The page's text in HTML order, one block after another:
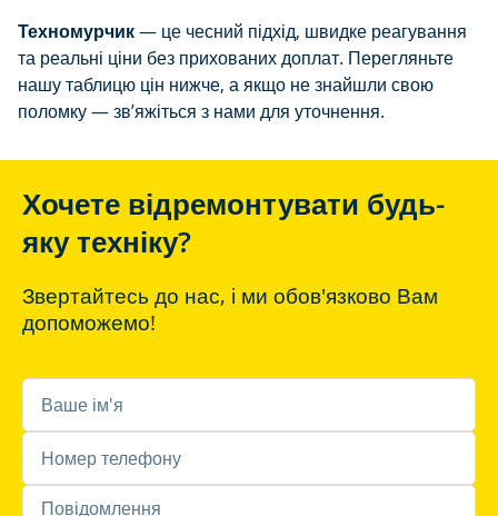
Техномурчик— це чесний підхід, швидке реагування
та реальні ціни без прихованих доплат. Перегляньте
нашу таблицю цін нижче, а якщо не знайшли свою
поломку — зв’яжіться з нами для уточнення.
Хочете відремонтувати будь-
яку техніку?
Звертайтесь до нас, і ми обов'язково Вам
допоможемо!